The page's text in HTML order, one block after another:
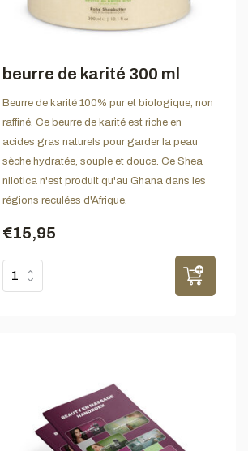
beurre de karité 300 ml
Beurre de karité 100% pur et biologique, non
raffiné. Ce beurre de karité est riche en
acides gras naturels pour garder la peau
sèche hydratée, souple et douce. Ce Shea
nilotica n'est produit qu'au Ghana dans les
régions reculées d'Afrique.
€15,95